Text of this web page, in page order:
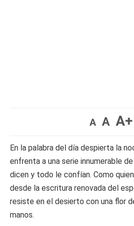
A A A+
En la palabra del día despierta la
enfrenta a una serie innumerable
dicen y todo le confían. Como
desde la escritura renovada del
resiste en el desierto con una flor
manos.